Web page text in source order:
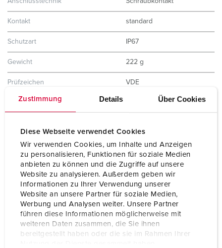
Zustimmung Details Über Cookies
Diese Webseite verwendet Cookies
Wir verwenden Cookies, um Inhalte und Anzeigen
zu personalisieren, Funktionen für soziale Medien
anbieten zu können und die Zugriffe auf unsere
Website zu analysieren. Außerdem geben wir
Informationen zu Ihrer Verwendung unserer
Website an unsere Partner für soziale Medien,
Werbung und Analysen weiter. Unsere Partner
führen diese Informationen möglicherweise mit
weiteren Daten zusammen, die Sie ihnen
bereitgestellt haben oder die sie im Rahmen Ihrer
Kontakt standard
Schutzart IP67
Gewicht 222 g
Prüfzeichen
VDE